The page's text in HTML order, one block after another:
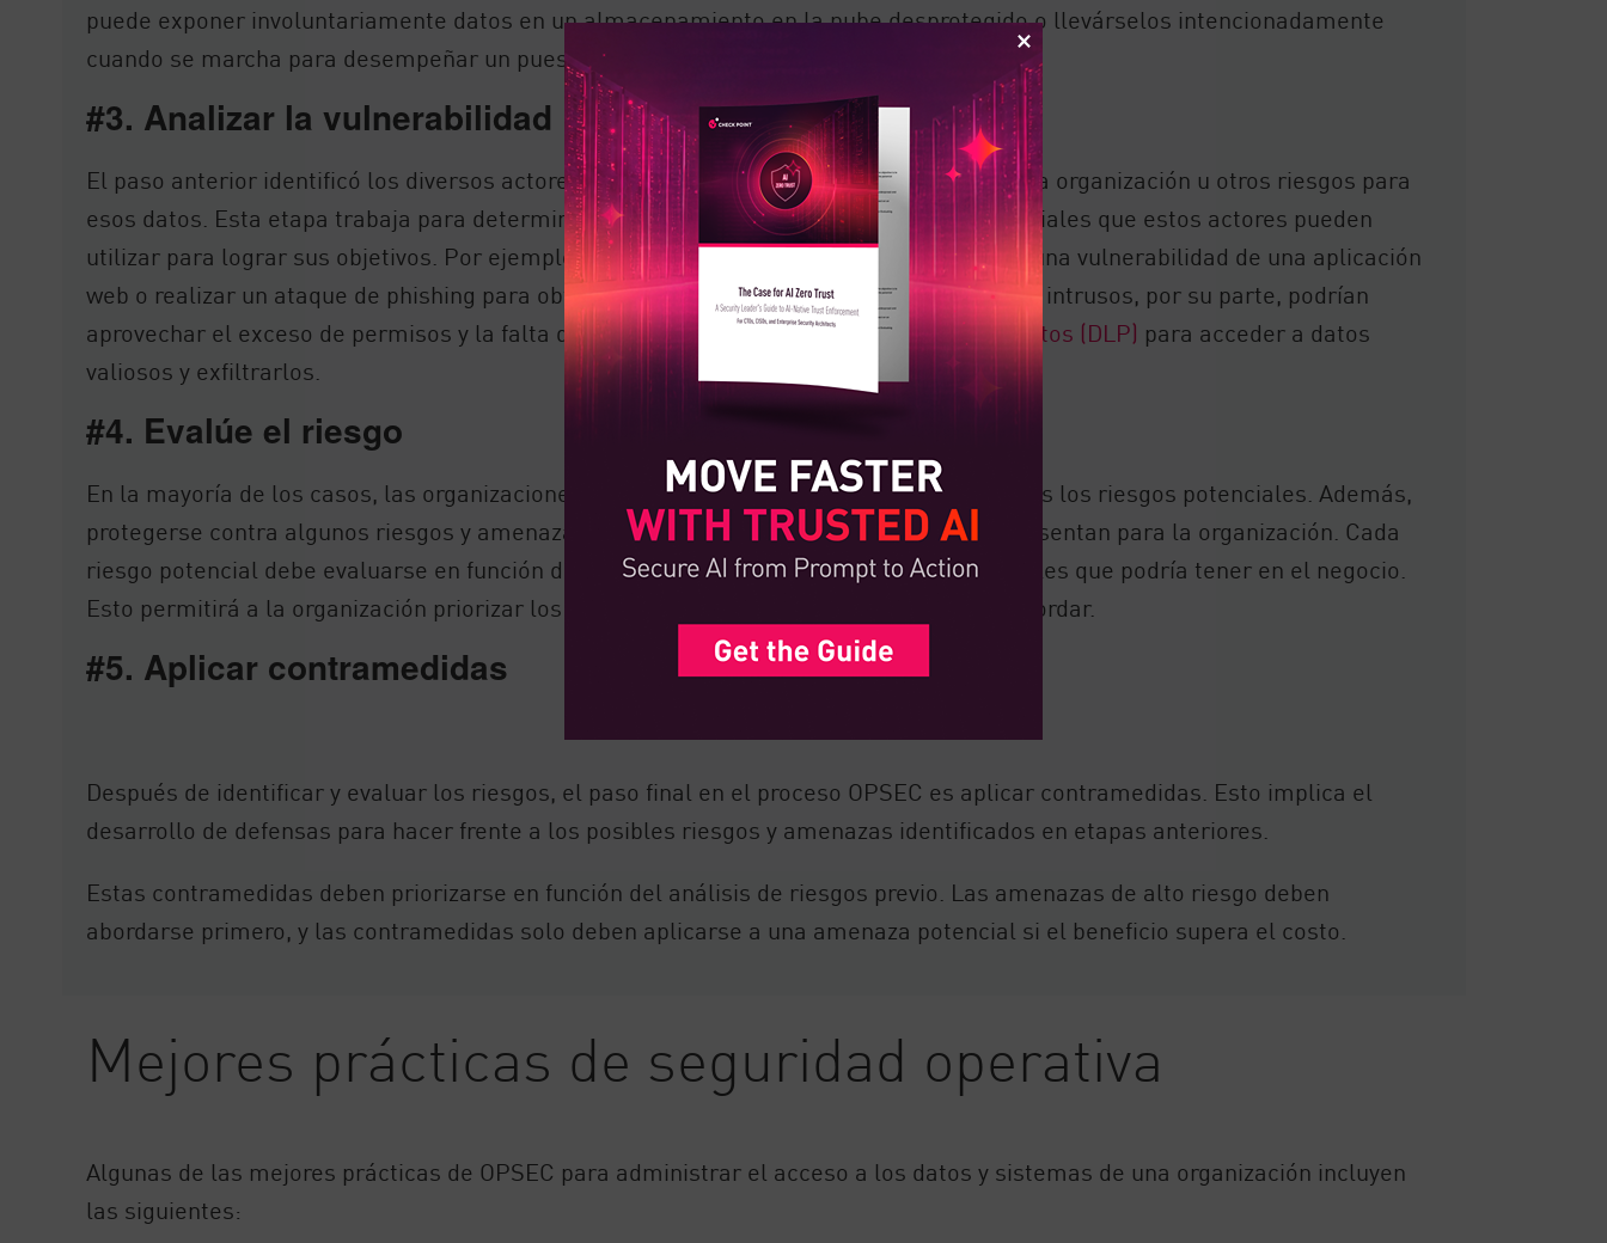
puede exponer involuntariamente datos en un almacenamiento en la nube desprotegido o llevárselos intencionadamente
cuando se marcha para desempeñar un puesto en una nueva organización.
#3. Analizar la vulnerabilidad
El paso anterior identificó los diversos actores que podrían intentar robar los datos de una organización u otros riesgos para
esos datos. Esta etapa trabaja para determinar la vulnerabilidad y las debilidades potenciales que estos actores pueden
utilizar para lograr sus objetivos. Por ejemplo, un ciberatacante externo podría explotar una vulnerabilidad de una aplicación
web o realizar un ataque de phishing para obtener acceso a información confidencial. Los intrusos, por su parte, podrían
aprovechar el exceso de permisos y la falta de soluciones deprevención de pérdida de datos (DLP) para acceder a datos
valiosos y exfiltrarlos.
#4. Evalúe el riesgo
En la mayoría de los casos, las organizaciones carecen de los recursos para abordar todos los riesgos potenciales. Además,
protegerse contra algunos riesgos y amenazas puede costar más que el riesgo que representan para la organización. Cada
riesgo potencial debe evaluarse en función de su probabilidad y de los impactos potenciales que podría tener en el negocio.
Esto permitirá a la organización priorizar los riesgos y determinar cuáles vale la pena abordar.
#5. Aplicar contramedidas
Después de identificar y evaluar los riesgos, el paso final en el proceso OPSEC es aplicar contramedidas. Esto implica el
desarrollo de defensas para hacer frente a los posibles riesgos y amenazas identificados en etapas anteriores.
Estas contramedidas deben priorizarse en función del análisis de riesgos previo. Las amenazas de alto riesgo deben
abordarse primero, y las contramedidas solo deben aplicarse a una amenaza potencial si el beneficio supera el costo.
Mejores prácticas de seguridad operativa
Algunas de las mejores prácticas de OPSEC para administrar el acceso a los datos y sistemas de una organización incluyen
las siguientes: